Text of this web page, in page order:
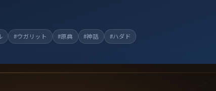
#ウガリット #原典 #神話 #ハダド